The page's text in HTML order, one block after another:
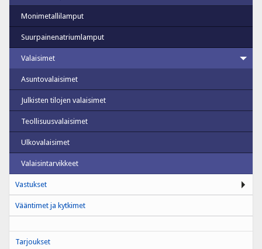
Monimetallilamput
Suurpainenatriumlamput
Valaisimet
Asuntovalaisimet
Julkisten tilojen valaisimet
Teollisuusvalaisimet
Ulkovalaisimet
Valaisintarvikkeet
Vastukset
Vääntimet ja kytkimet
Tarjoukset